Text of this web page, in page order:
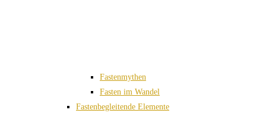
Fastenmythen
Fasten im Wandel
Fastenbegleitende Elemente